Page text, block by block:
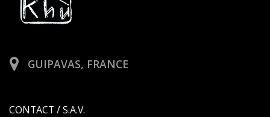
GUIPAVAS, FRANCE
CONTACT / S.A.V.